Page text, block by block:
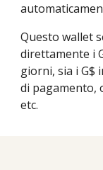
Questo wallet
direttamente i
giorni, sia i G$
di pagamento,
etc.